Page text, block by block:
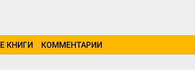
КНИГИ КОММЕНТАРИИ